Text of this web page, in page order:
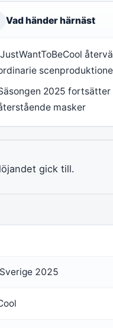
Vad händer härnäst
2025 fortsätter
masker
gick till.
2025